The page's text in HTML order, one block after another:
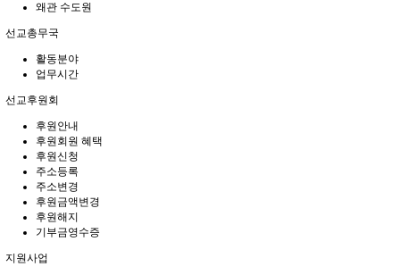
왜관 수도원
선교총무국
활동분야
업무시간
선교후원회
후원안내
후원회원 혜택
후원신청
주소등록
주소변경
후원금액변경
후원해지
기부금영수증
지원사업